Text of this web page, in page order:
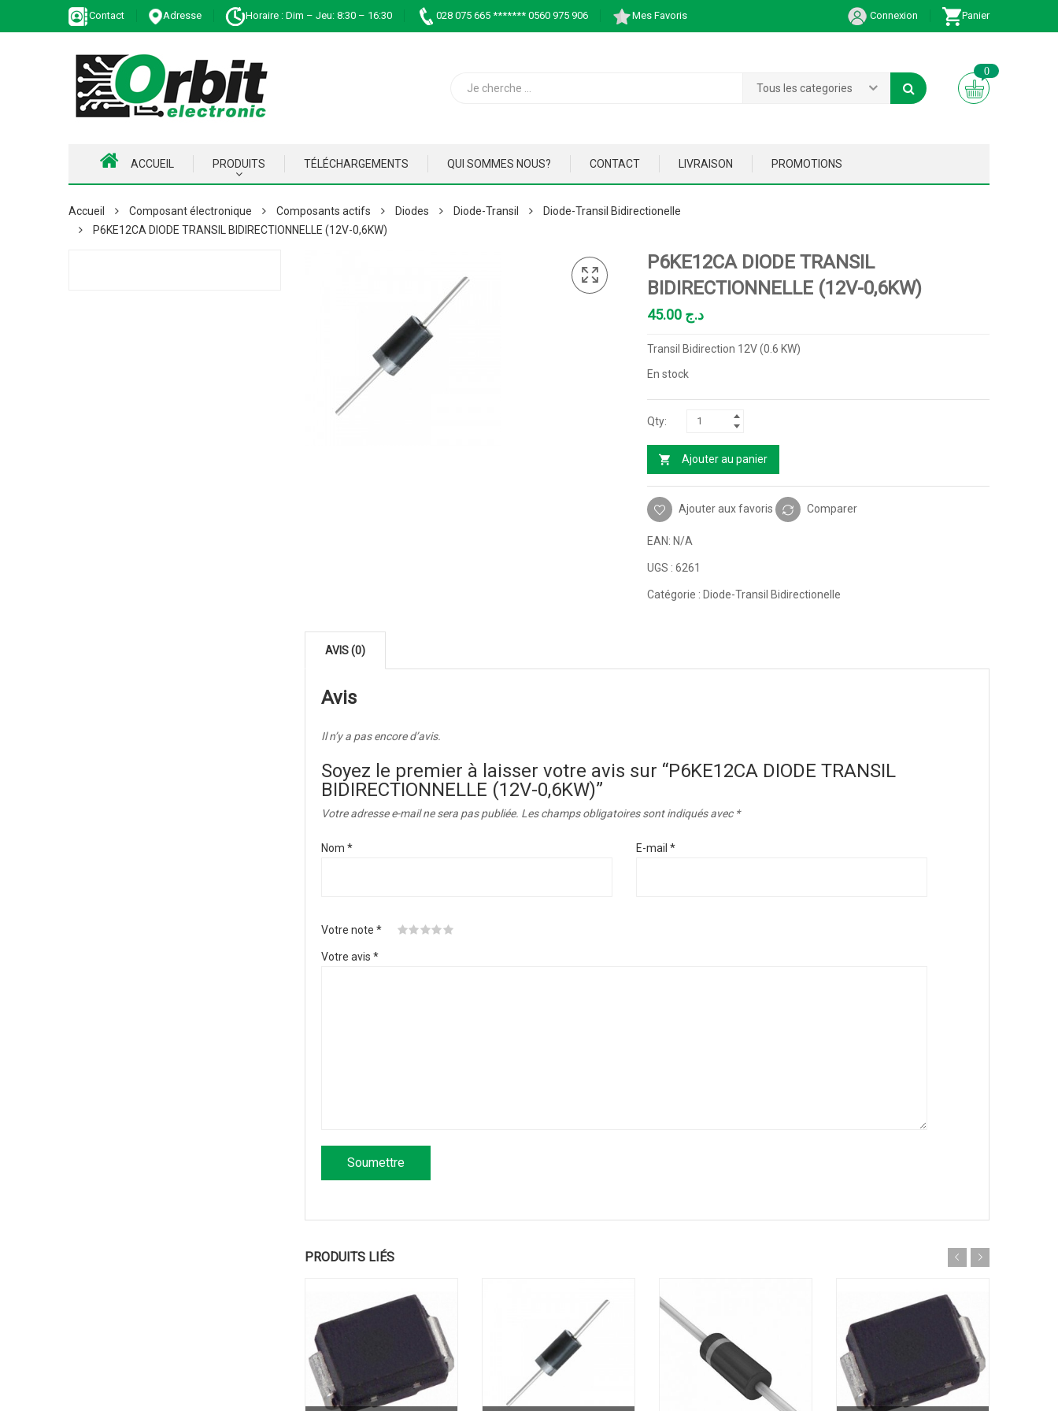
Contact Adresse Horaire : Dim – Jeu: 8:30 – 16:30 028 075 665 ******* 0560 975 906 Mes Favoris Connexion Panier
Tous les categories
0
ACCUEIL PRODUITS TÉLÉCHARGEMENTS QUI SOMMES NOUS? CONTACT LIVRAISON PROMOTIONS
Accueil Composant électronique Composants actifs Diodes Diode-Transil
Diode-Transil Bidirectionelle
P6KE12CA DIODE TRANSIL BIDIRECTIONNELLE (12V-0,6KW)
P6KE12CA DIODE TRANSIL
BIDIRECTIONNELLE (12V-0,6KW)
د.ج
Transil Bidirection 12V (0.6 KW)
En stock
Ajouter au panier
Ajouter aux favoris Comparer
EAN: N/A
UGS : 6261
Catégorie : Diode-Transil Bidirectionelle
AVIS (0)
Avis
Il n’y a pas encore d’avis.
Soyez le premier à laisser votre avis sur “P6KE12CA DIODE TRANSIL
BIDIRECTIONNELLE (12V-0,6KW)”
Votre adresse e-mail ne sera pas publiée. Les champs obligatoires sont indiqués avec *
Nom * E-mail *
Votre note *
Votre avis *
PRODUITS LIÉS